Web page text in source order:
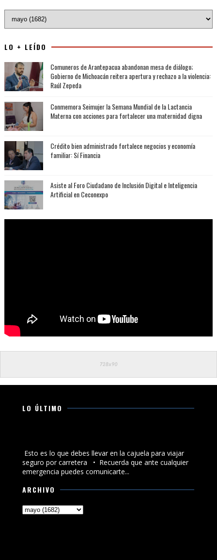
LO + LEÍDO
Comuneros de Arantepacua abandonan mesa de diálogo;
Gobierno de Michoacán reitera apertura y rechazo a la violencia:
Raúl Zepeda
Conmemora Seimujer la Semana Mundial de la Lactancia
Materna con acciones para fortalecer una maternidad digna
Crédito bien administrado fortalece negocios y economía
familiar: Sí Financia
Asiste al Foro Ciudadano de Inclusión Digital e Inteligencia
Artificial en Ceconexpo
LO ÚLTIMO
Esto es lo que debes llevar en la cajuela para viajar
seguro por carretera •⁠ ⁠Recuerda que ante cualquier
emergencia puedes comunicarte...
ARCHIVO